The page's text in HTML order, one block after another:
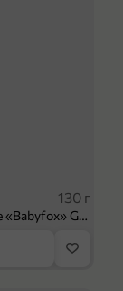
130 г
Конфеты шоколадные «Babyfox» Galaxy sphere с фундуком, 130 г